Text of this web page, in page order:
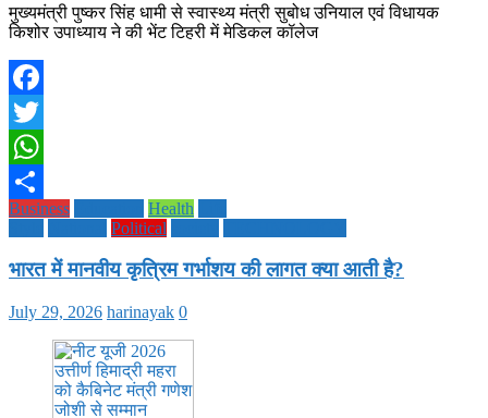
मुख्यमंत्री पुष्कर सिंह धामी से स्वास्थ्य मंत्री सुबोध उनियाल एवं विधायक
किशोर उपाध्याय ने की भेंट टिहरी में मेडिकल कॉलेज
Facebook
Twitter
WhatsApp
Share
Business Health
Political
भारत में मानवीय कृत्रिम गर्भाशय की लागत क्या आती है?
July 29, 2026 harinayak 0